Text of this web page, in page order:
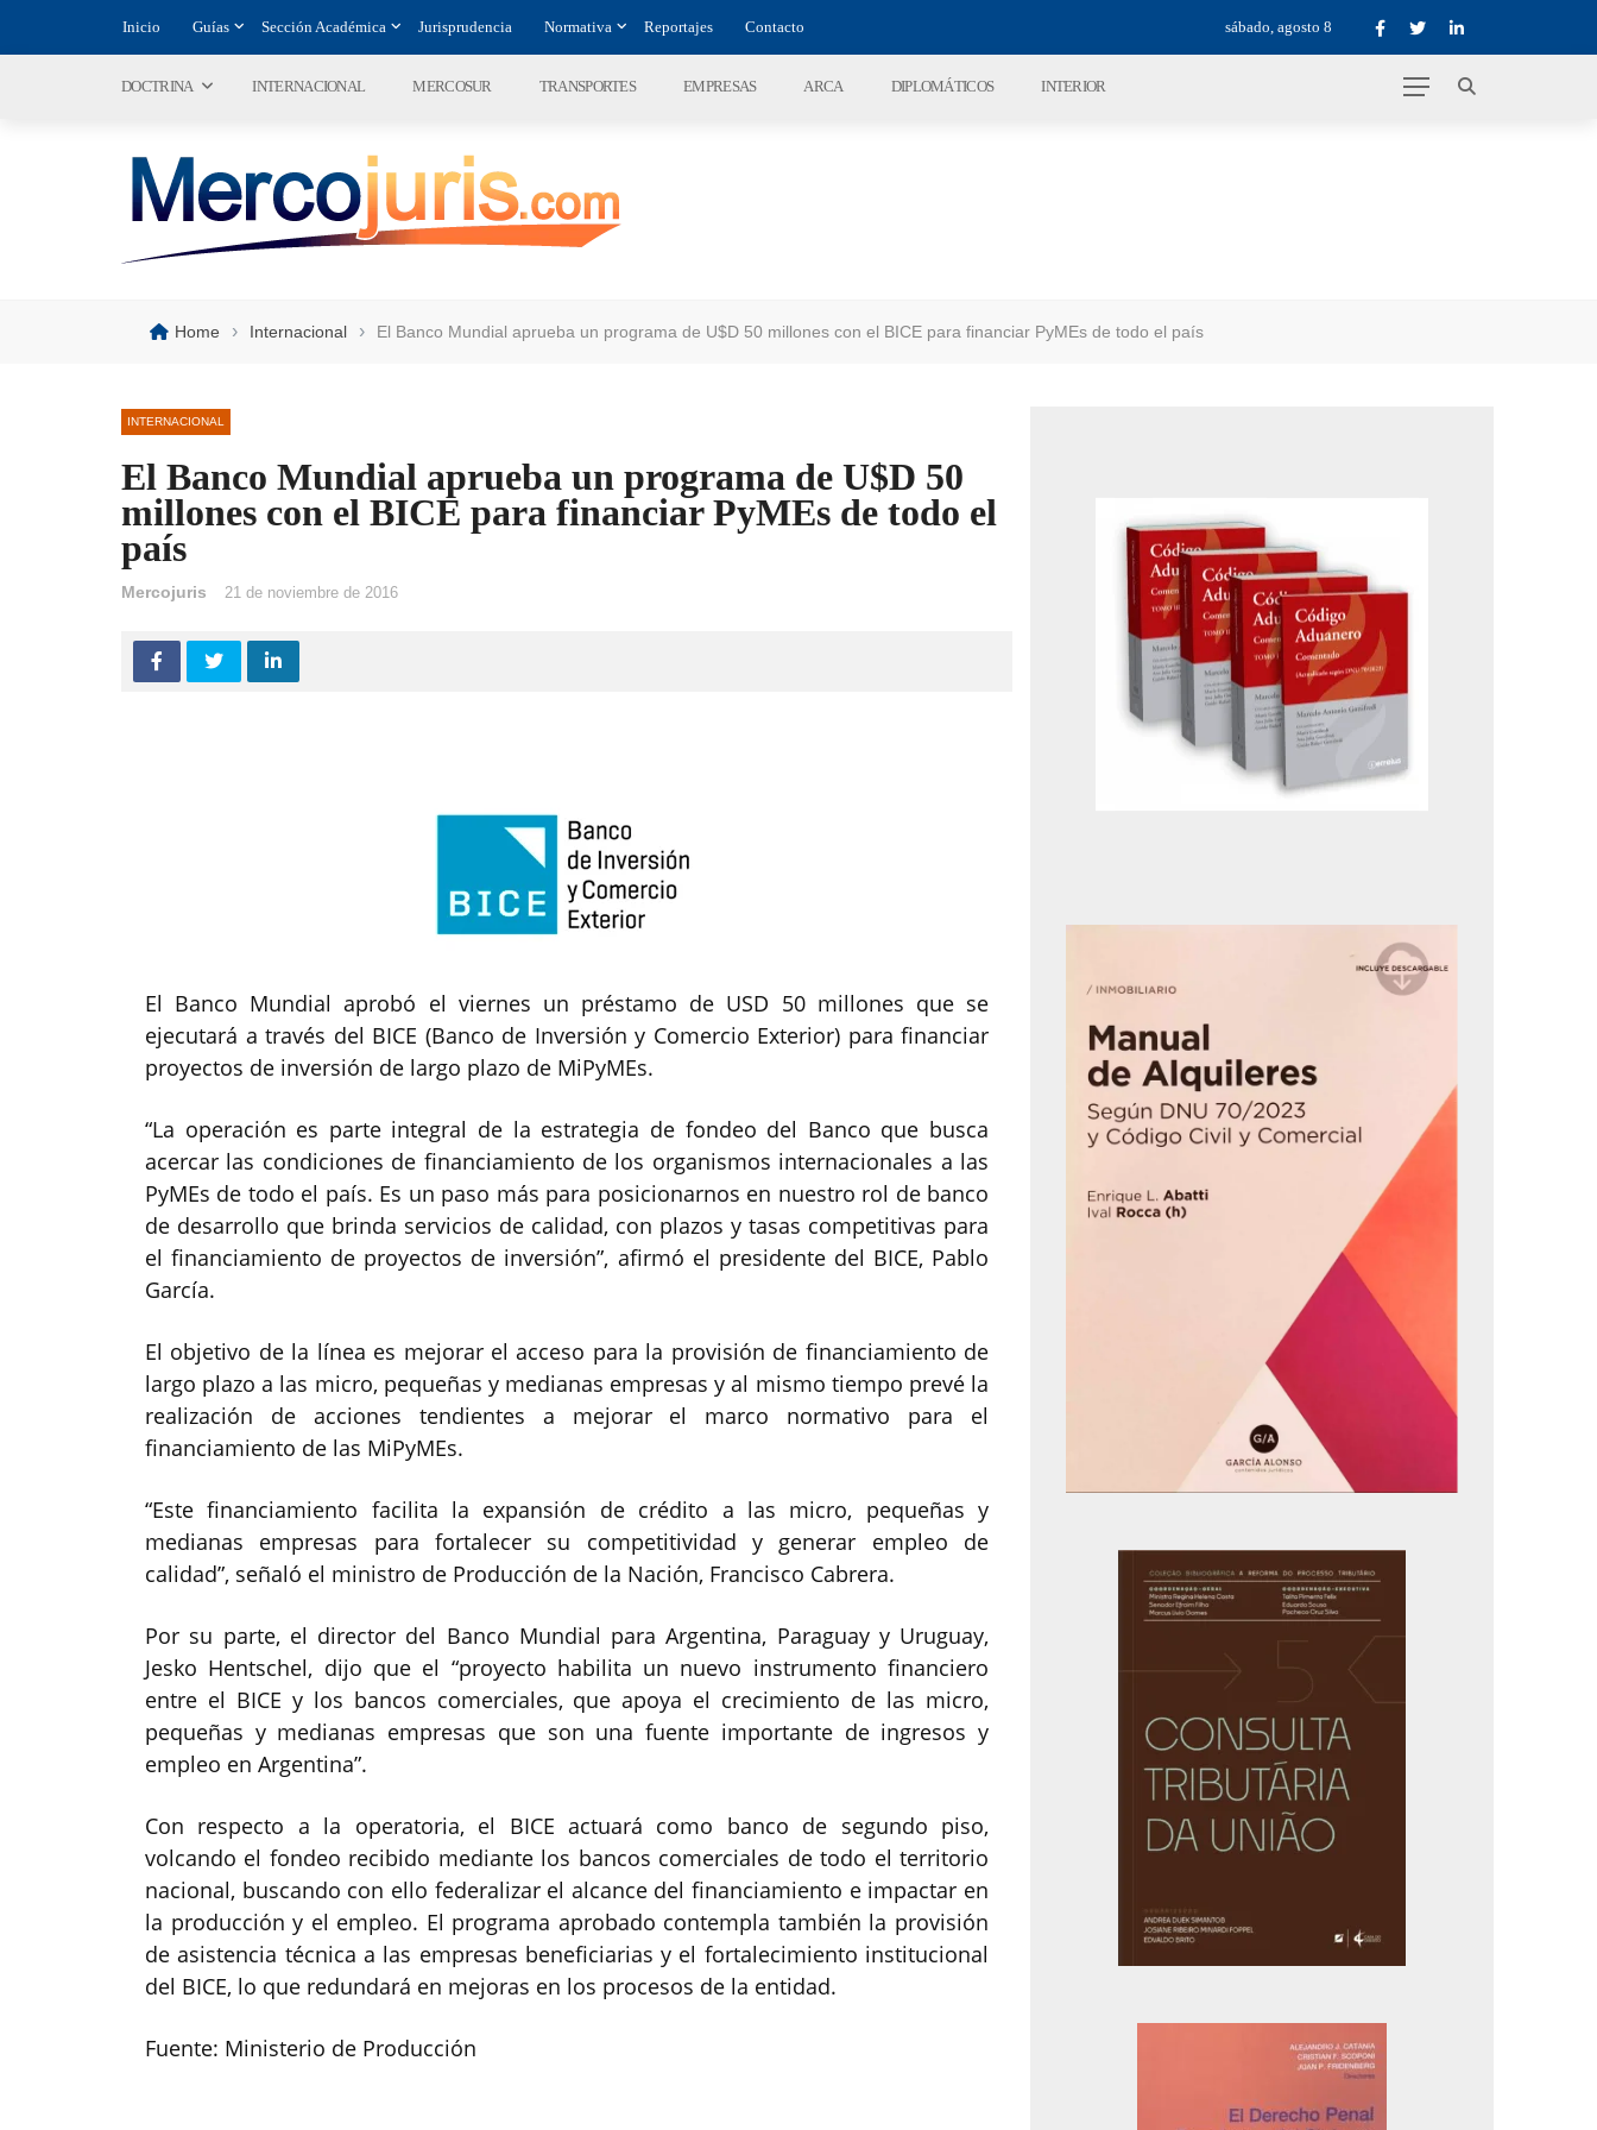
Inicio Guías Sección Académica Jurisprudencia Normativa Reportajes Contacto sábado, agosto 8
DOCTRINA INTERNACIONAL MERCOSUR TRANSPORTES EMPRESAS ARCA DIPLOMÁTICOS INTERIOR
Home › Internacional › El Banco Mundial aprueba un programa de U$D 50 millones con el BICE para financiar PyMEs de todo el país
INTERNACIONAL
El Banco Mundial aprueba un programa de U$D 50
millones con el BICE para financiar PyMEs de todo el
país
Mercojuris 21 de noviembre de 2016
El Banco Mundial aprobó el viernes un préstamo de USD 50 millones que se
ejecutará a través del BICE (Banco de Inversión y Comercio Exterior) para financiar
proyectos de inversión de largo plazo de MiPyMEs.
“La operación es parte integral de la estrategia de fondeo del Banco que busca
acercar las condiciones de financiamiento de los organismos internacionales a las
PyMEs de todo el país. Es un paso más para posicionarnos en nuestro rol de banco
de desarrollo que brinda servicios de calidad, con plazos y tasas competitivas para
el financiamiento de proyectos de inversión”, afirmó el presidente del BICE, Pablo
García.
El objetivo de la línea es mejorar el acceso para la provisión de financiamiento de
largo plazo a las micro, pequeñas y medianas empresas y al mismo tiempo prevé la
realización de acciones tendientes a mejorar el marco normativo para el
financiamiento de las MiPyMEs.
“Este financiamiento facilita la expansión de crédito a las micro, pequeñas y
medianas empresas para fortalecer su competitividad y generar empleo de
calidad”, señaló el ministro de Producción de la Nación, Francisco Cabrera.
Por su parte, el director del Banco Mundial para Argentina, Paraguay y Uruguay,
Jesko Hentschel, dijo que el “proyecto habilita un nuevo instrumento financiero
entre el BICE y los bancos comerciales, que apoya el crecimiento de las micro,
pequeñas y medianas empresas que son una fuente importante de ingresos y
empleo en Argentina”.
Con respecto a la operatoria, el BICE actuará como banco de segundo piso,
volcando el fondeo recibido mediante los bancos comerciales de todo el territorio
nacional, buscando con ello federalizar el alcance del financiamiento e impactar en
la producción y el empleo. El programa aprobado contempla también la provisión
de asistencia técnica a las empresas beneficiarias y el fortalecimiento institucional
del BICE, lo que redundará en mejoras en los procesos de la entidad.
Fuente: Ministerio de Producción